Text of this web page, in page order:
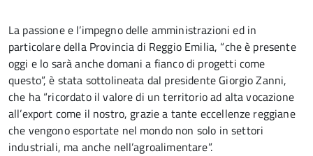
La passione e l’impegno delle amministrazioni ed in
particolare della Provincia di Reggio Emilia, “che è presente
oggi e lo sarà anche domani a fianco di progetti come
questo”, è stata sottolineata dal presidente Giorgio Zanni,
che ha “ricordato il valore di un territorio ad alta vocazione
all’export come il nostro, grazie a tante eccellenze reggiane
che vengono esportate nel mondo non solo in settori
industriali, ma anche nell’agroalimentare”.